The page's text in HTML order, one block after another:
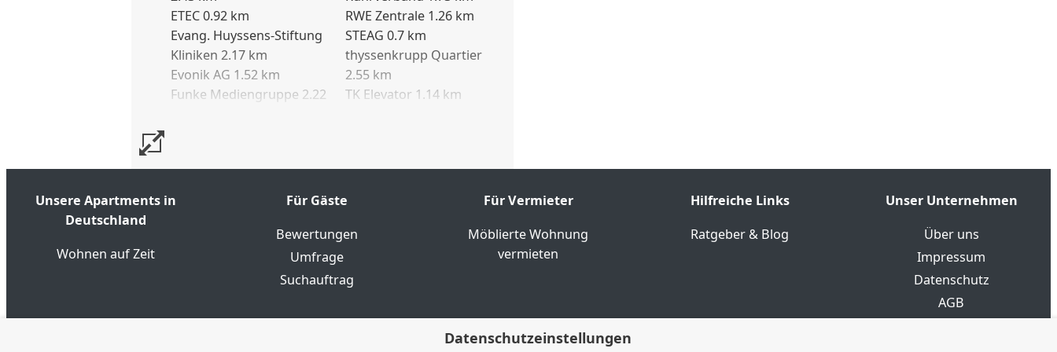
Geschäftsreisende oder Messebesucher. Öffentliche
Parkmöglichkeiten sind in der Umgebung vorhanden.
Zwei baugleiche Wohnungen ermöglichen auch eine
gemeinsame Buchung für kleine Gruppen. Flughafen
Düsseldorf ist in ca. 20 Minuten per Auto erreichbar.
ETEC 0.92 km
Evang. Huyssens-Stiftung
Kliniken 2.17 km
Evonik AG 1.52 km
Funke Mediengruppe 2.22
RWE Zentrale 1.26 km
STEAG 0.7 km
thyssenkrupp Quartier
2.55 km
TK Elevator 1.14 km
Unsere Apartments in
Deutschland
Wohnen auf Zeit
Für Gäste
Bewertungen
Umfrage
Suchauftrag
Für Vermieter
Möblierte Wohnung
vermieten
Hilfreiche Links
Ratgeber & Blog
Unser Unternehmen
Über uns
Impressum
Datenschutz
AGB
Datenschutzeinstellungen